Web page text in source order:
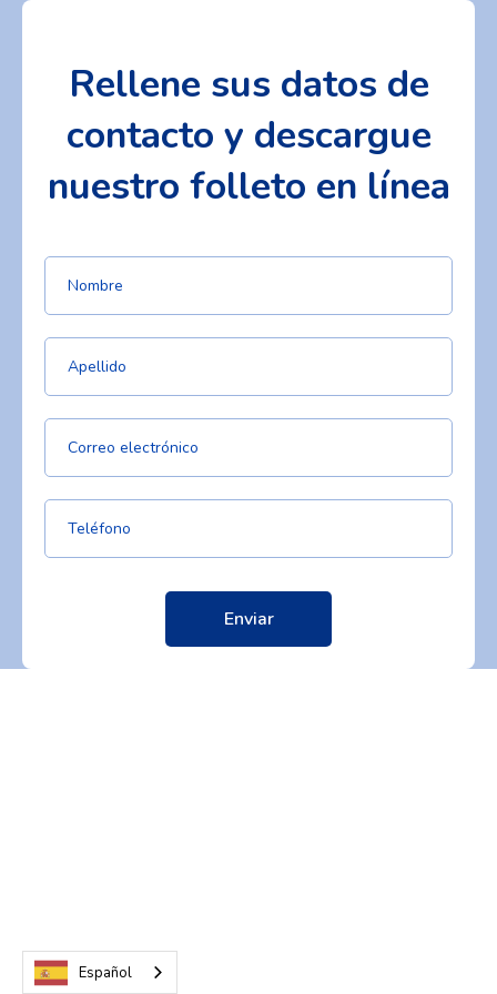
Rellene sus datos de
contacto y descargue
nuestro folleto en línea
Español